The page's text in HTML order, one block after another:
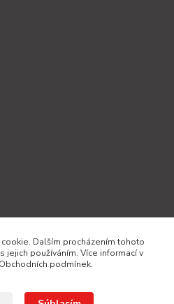
007
Dalším procházením tohoto
jejich používáním. Více informací v
podmínek.